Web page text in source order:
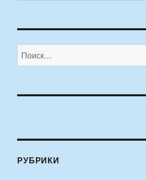
Искать:
РУБРИКИ